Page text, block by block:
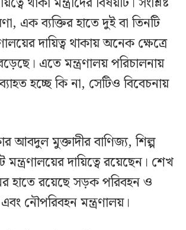
এক ব্যক্তির হাতে দুই বা তিনটি
দায়িত্ব থাকায় অনেক ক্ষেত্রে
এতে মন্ত্রণালয় পরিচালনায়
হচ্ছে কি না, সেটিও বিবেচনায়
আবদুল মুক্তাদীর বাণিজ্য, শিল্প
মন্ত্রণালয়ের দায়িত্বে রয়েছেন। শেখ
হাতে রয়েছে সড়ক পরিবহন ও
নৌপরিবহন মন্ত্রণালয়।